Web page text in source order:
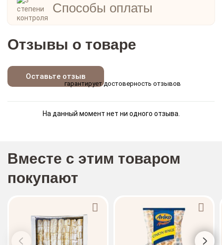
Способы оплаты
Отзывы о товаре
Оставьте отзыв
гарантирует достоверность отзывов
На данный момент нет ни одного отзыва.
Вместе с этим товаром
покупают